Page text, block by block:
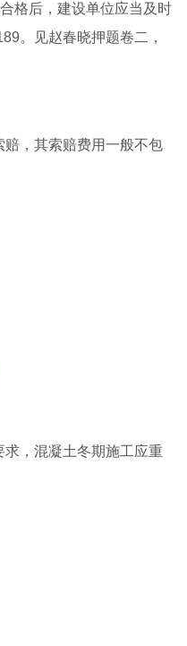
格后，建设单位应当及时
。见赵春晓押题卷二，
，其索赔费用一般不包
，混凝土冬期施工应重